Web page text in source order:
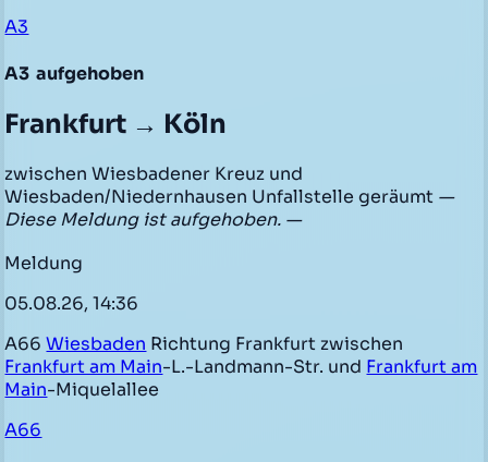
A3
A3 aufgehoben
Frankfurt → Köln
zwischen Wiesbadener Kreuz und
Wiesbaden/Niedernhausen Unfallstelle geräumt —
Diese Meldung ist aufgehoben. —
Meldung
05.08.26, 14:36
A66Wiesbaden Richtung Frankfurt zwischen
Frankfurt am Main-L.-Landmann-Str. und Frankfurt am
Main-Miquelallee
A66